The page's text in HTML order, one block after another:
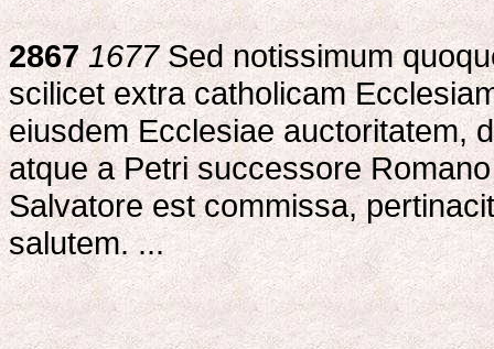
2867 1677Sed notissimum
scilicet extra catholicam
eiusdem Ecclesiae auctoritatem,
atque a Petri successore
Salvatore est commissa,
salutem. ...